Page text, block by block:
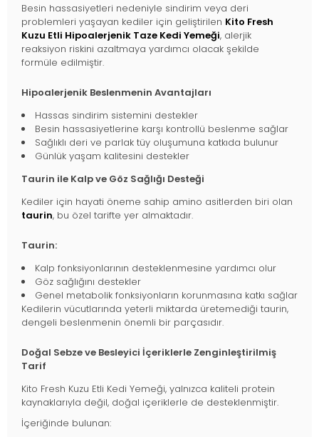
Besin hassasiyetleri nedeniyle sindirim veya deri
problemleri yaşayan kediler için geliştirilen Kito Fresh
Kuzu Etli Hipoalerjenik Taze Kedi Yemeği, alerjik
reaksiyon riskini azaltmaya yardımcı olacak şekilde
formüle edilmiştir.
Hipoalerjenik Beslenmenin Avantajları
Hassas sindirim sistemini destekler
Besin hassasiyetlerine karşı kontrollü beslenme sağlar
Sağlıklı deri ve parlak tüy oluşumuna katkıda bulunur
Günlük yaşam kalitesini destekler
Taurin ile Kalp ve Göz Sağlığı Desteği
Kediler için hayati öneme sahip amino asitlerden biri olan
taurin, bu özel tarifte yer almaktadır.
Taurin:
Kalp fonksiyonlarının desteklenmesine yardımcı olur
Göz sağlığını destekler
Genel metabolik fonksiyonların korunmasına katkı sağlar
Kedilerin vücutlarında yeterli miktarda üretemediği taurin,
dengeli beslenmenin önemli bir parçasıdır.
Doğal Sebze ve Besleyici İçeriklerle Zenginleştirilmiş
Tarif
Kito Fresh Kuzu Etli Kedi Yemeği, yalnızca kaliteli protein
kaynaklarıyla değil, doğal içeriklerle de desteklenmiştir.
İçeriğinde bulunan: